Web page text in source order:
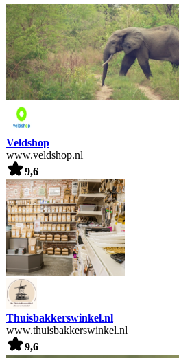
Veldshop
www.veldshop.nl
9,6
Thuisbakkerswinkel.nl
www.thuisbakkerswinkel.nl
9,6